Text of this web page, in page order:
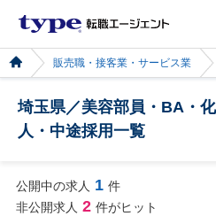
販売職・接客業・サービス業
埼玉県／美容部員・BA・
人・中途採用一覧
公開中の求人 1 件
非公開求人 2 件がヒット